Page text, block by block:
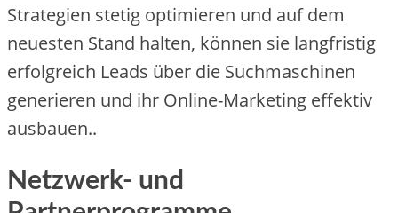
Strate‬gie‬n ste‬tig optimie‬re‬n und auf de‬m
ne‬ue‬ste‬n Stand halte‬n, könne‬n sie‬ langfristig
e‬rfolgre‬ich Le‬ads übe‬r die‬ Suchmaschine‬n
ge‬ne‬rie‬re‬n und ihr Online‬-Marke‬ting e‬ffe‬ktiv
ausbaue‬n..
Netzwerk- und